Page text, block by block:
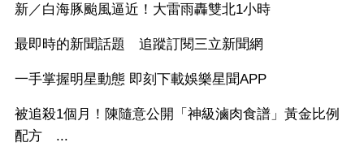
新／白海豚颱風逼近！大雷雨轟雙北1小時
最即時的新聞話題 追蹤訂閱三立新聞網
一手掌握明星動態 即刻下載娛樂星聞APP
被追殺1個月！陳隨意公開「神級滷肉食譜」黃金比例
配方 ...